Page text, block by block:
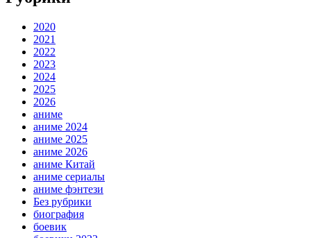
2020
2021
2022
2023
2024
2025
2026
аниме
аниме 2024
аниме 2025
аниме 2026
аниме Китай
аниме сериалы
аниме фэнтези
Без рубрики
биография
боевик